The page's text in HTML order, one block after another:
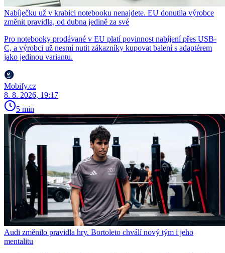
Nabíječku už v krabici notebooku nenajdete. EU donutila výrobce
změnit pravidla, od dubna jedině za své
Pro notebooky prodávané v EU platí povinnost nabíjení přes USB-
C, a výrobci už nesmí nutit zákazníky kupovat balení s adaptérem
jako jedinou variantu.
Mobify.cz
8. 8. 2026, 19:17
5 min
Audi změnilo pravidla hry. Bortoleto chválí nový tým i jeho
mentalitu